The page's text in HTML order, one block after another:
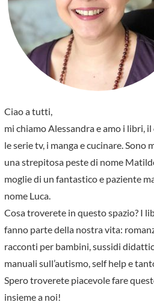
Ciao a tutti,
mi chiamo Alessandra e amo i libri, il
le serie tv, i manga e cucinare. Sono
una strepitosa peste di nome
moglie di un fantastico e paziente
nome Luca.
Cosa troverete in questo spazio? I
fanno parte della nostra vita:
racconti per bambini, sussidi
manuali sull’autismo, self help e
Spero troverete piacevole fare
insieme a noi!